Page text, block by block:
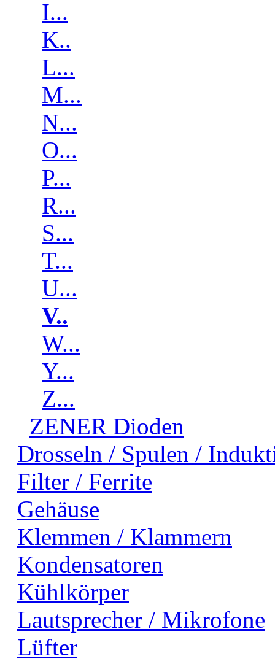
I...
K..
L...
M...
N...
O...
P...
R...
S...
T...
U...
V..
W...
Y...
Z...
ZENER Dioden
Drosseln / Spulen /
Filter / Ferrite
Gehäuse
Klemmen / Klammern
Kondensatoren
Kühlkörper
Lautsprecher / Mikrofone
Lüfter